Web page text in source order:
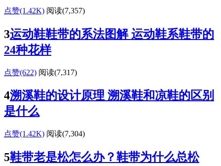
点赞(1.42K) 阅读(7,357)
3运动鞋鞋带的系法图解 运动鞋系鞋带的
24种花样
点赞(622) 阅读(7,317)
4溯溪鞋的设计原理 溯溪鞋和凉鞋的区别
是什么
点赞(1.42K) 阅读(7,304)
5鞋带老是松怎么办？鞋带为什么总松